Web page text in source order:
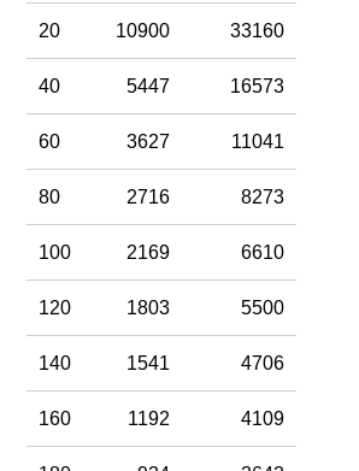
20 10900 33160
40 5447 16573
60 3627 11041
80 2716 8273
100 2169 6610
120 1803 5500
140 1541 4706
160 1192 4109